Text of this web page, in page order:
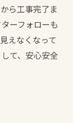
ら工事完了ま
ーフォローも
えなくなって
て、安心安全